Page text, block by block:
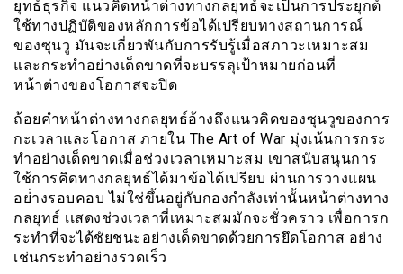
ยุทธ์ธุรกิจ แนวคิดหน้าต่างทางกลยุทธ์จะเป็นการประยุกต์
ใช้ทางปฏิบัติของหลักการข้อได้เปรียบทางสถานการณ์
ของซุนวู มันจะเกี่ยวพันกับการรับรู้เมื่อสภาวะเหมาะสม
และกระทำอย่างเด็ดขาดที่จะบรรลุเป้าหมายก่อนที่
หน้าต่างของโอกาสจะปิด
ถ้อยคำหน้าต่างทางกลยุทธ์อ้างถึงแนวคิดของซุนวูของการ
กะเวลาและโอกาส ภายใน The Art of War มุ่งเน้นการกระ
ทำอย่างเด็ดขาดเมื่อช่วงเวลาเหมาะสม เขาสนับสนุนการ
ใช้การคิดทางกลยุทธ์ได้มาข้อได้เปรียบ ผ่านการวางแผน
อย่่างรอบคอบ ไม่ใช่ขึ้นอยู่กับกองกำลังเท่านั้นหน้าต่างทาง
กลยุทธ์ เเสดงช่วงเวลาที่เหมาะสมมักจะชั่วคราว เพื่อการก
ระทำที่จะได้ชัยชนะอย่างเด็ดขาดด้วยการยึดโอกาส อย่าง
เช่นกระทำอย่างรวดเร็ว